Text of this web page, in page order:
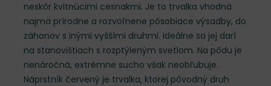
neskôr kvitnúcimi cesnakmi. Je to trvalka vhodná
najmä prírodne a rozvoľnene pôsobiace výsadby, do
záhonov s inými vyššími druhmi. Ideálne sa jej darí
na stanovištiach s rozptýleným svetlom. Na pôdu je
nenáročná, extrémne sucho však neobľubuje.
Náprstník červený je trvalka, ktorej pôvodný druh